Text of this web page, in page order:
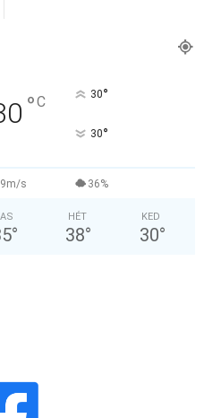
°C 30°
30°
s 36%
°
HÉT
38°
KED
30°